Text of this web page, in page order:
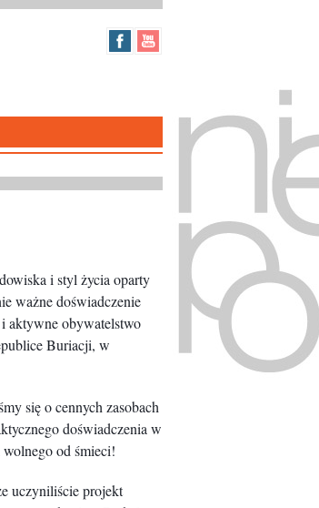
i styl życia oparty
ważne doświadczenie
aktywne obywatelstwo
Buriacji, w
się o cennych zasobach
doświadczenia w
od śmieci!
uczyniliście projekt